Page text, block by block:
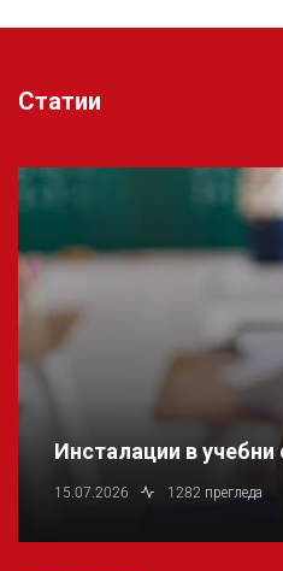
Статии
Инсталации в учебни
15.07.2026 1282 прегледа